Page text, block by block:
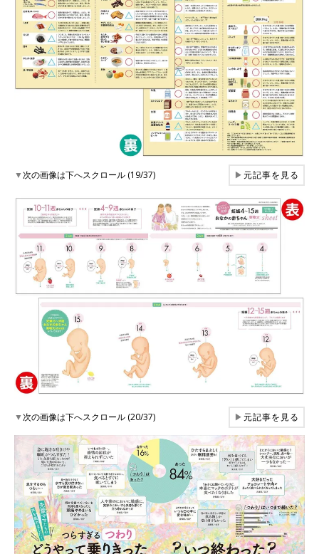
▼次の画像は下へスクロール (19/37) ▶元記事を見る
▼次の画像は下へスクロール (20/37) ▶元記事を見る